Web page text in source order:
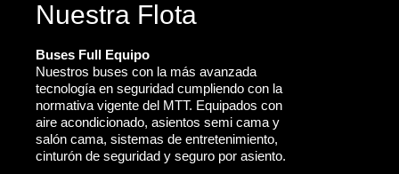
Nuestra Flota
Buses Full Equipo
Nuestros buses con la más avanzada
tecnología en seguridad cumpliendo con la
normativa vigente del MTT. Equipados con
aire acondicionado, asientos semi cama y
salón cama, sistemas de entretenimiento,
cinturón de seguridad y seguro por asiento.